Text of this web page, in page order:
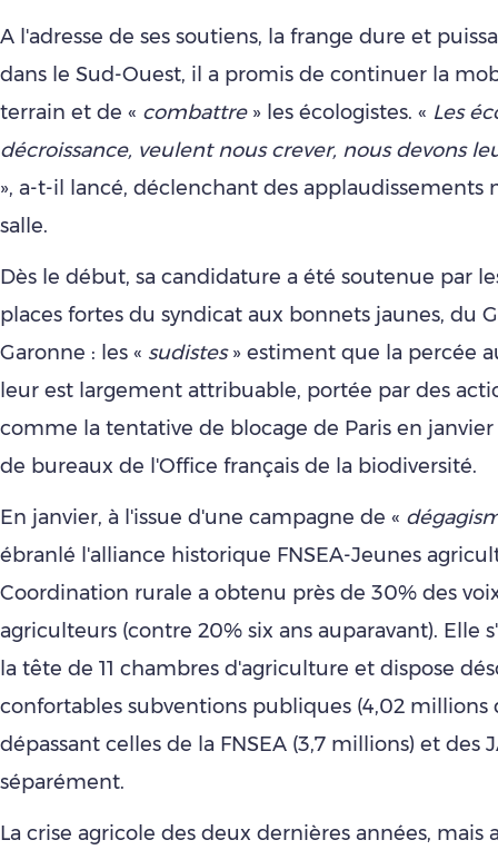
A l'adresse de ses soutiens, la frange dure et
dans le Sud-Ouest, il a promis de continuer la
terrain et de « combattre» les écologistes. « Les
décroissance, veulent nous crever, nous devons
», a-t-il lancé, déclenchant des applaudissements
salle.
Dès le début, sa candidature a été soutenue par
places fortes du syndicat aux bonnets jaunes, du
Garonne : les « sudistes» estiment que la percée
leur est largement attribuable, portée par des
comme la tentative de blocage de Paris en janvier
de bureaux de l'Office français de la biodiversité.
En janvier, à l'issue d'une campagne de «
ébranlé l'alliance historique FNSEA-Jeunes
Coordination rurale a obtenu près de 30% des
agriculteurs (contre 20% six ans auparavant). Elle
la tête de 11 chambres d'agriculture et dispose
confortables subventions publiques (4,02 millions
dépassant celles de la FNSEA (3,7 millions) et des
séparément.
La crise agricole des deux dernières années, mais